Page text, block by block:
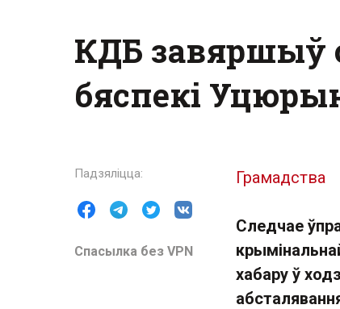
КДБ завяршыў
бяспекі
Спасылка без VPN
Грамадства
Следчае
хабару ў